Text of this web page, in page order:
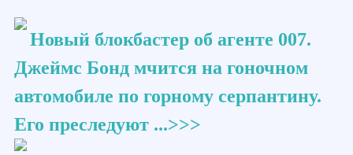
Новый блокбастер об агенте 007.
Джеймс Бонд мчится на гоночном
автомобиле по горному серпантину.
Его преследуют ...>>>